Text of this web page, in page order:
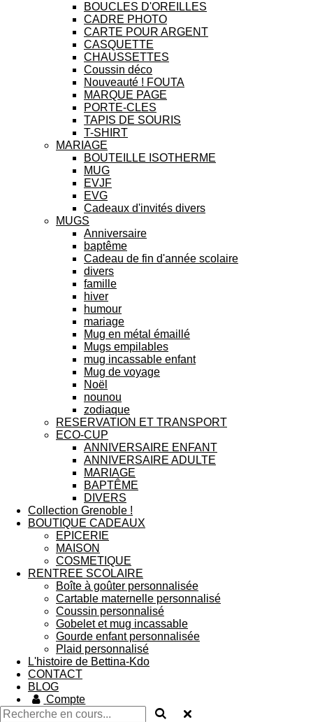
BOUCLES D'OREILLES
CADRE PHOTO
CARTE POUR ARGENT
CASQUETTE
CHAUSSETTES
Coussin déco
Nouveauté ! FOUTA
MARQUE PAGE
PORTE-CLES
TAPIS DE SOURIS
T-SHIRT
MARIAGE
BOUTEILLE ISOTHERME
MUG
EVJF
EVG
Cadeaux d'invités divers
MUGS
Anniversaire
baptême
Cadeau de fin d'année scolaire
divers
famille
hiver
humour
mariage
Mug en métal émaillé
Mugs empilables
mug incassable enfant
Mug de voyage
Noël
nounou
zodiaque
RESERVATION ET TRANSPORT
ECO-CUP
ANNIVERSAIRE ENFANT
ANNIVERSAIRE ADULTE
MARIAGE
BAPTÊME
DIVERS
Collection Grenoble !
BOUTIQUE CADEAUX
EPICERIE
MAISON
COSMETIQUE
RENTREE SCOLAIRE
Boîte à goûter personnalisée
Cartable maternelle personnalisé
Coussin personnalisé
Gobelet et mug incassable
Gourde enfant personnalisée
Plaid personnalisé
L'histoire de Bettina-Kdo
CONTACT
BLOG
Compte